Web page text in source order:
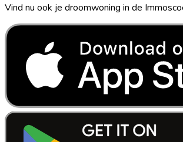
Vind nu ook je droomwoning in de